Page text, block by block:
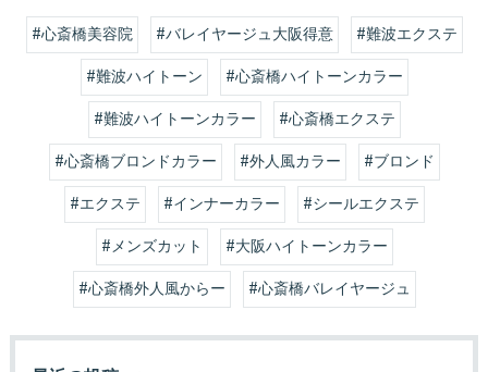
#心斎橋美容院 #バレイヤージュ大阪得意
#難波エクステ
#難波ハイトーン
#心斎橋ハイトーンカラー
#難波ハイトーンカラー
#心斎橋エクステ
#心斎橋ブロンドカラー
#外人風カラー
#ブロンド
#エクステ
#インナーカラー
#シールエクステ
#メンズカット
#大阪ハイトーンカラー
#心斎橋外人風からー
#心斎橋バレイヤージュ